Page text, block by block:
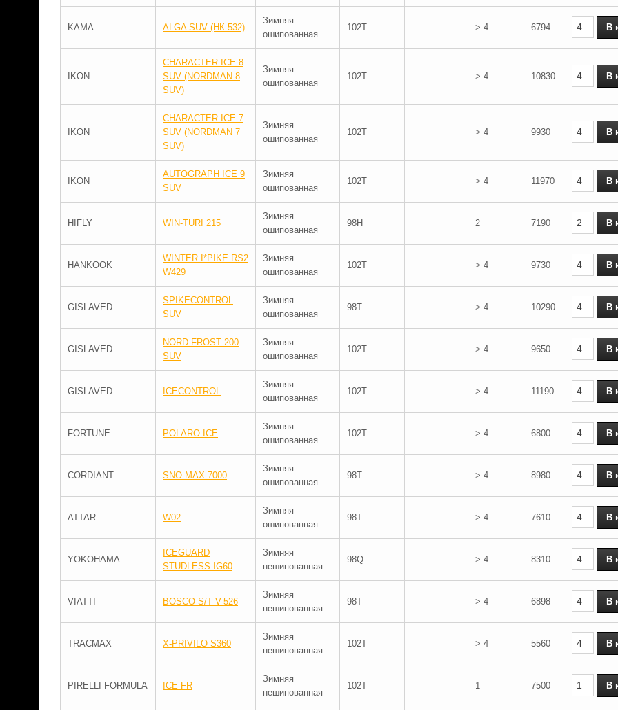
KAMA ALGA SUV (НК-532)
Зимняя
ошипованная
102T > 4 6794
IKON
CHARACTER ICE 8
SUV (NORDMAN 8
SUV)
Зимняя
ошипованная
102T > 4 10830
IKON
CHARACTER ICE 7
SUV (NORDMAN 7
SUV)
Зимняя
ошипованная
102T > 4 9930
IKON
AUTOGRAPH ICE 9
SUV
Зимняя
ошипованная
102T > 4 11970
HIFLY WIN-TURI 215
Зимняя
ошипованная
98H 2 7190
HANKOOK
WINTER I*PIKE RS2
W429
Зимняя
ошипованная
102T > 4 9730
GISLAVED
SPIKECONTROL
SUV
Зимняя
ошипованная
98T > 4 10290
GISLAVED
NORD FROST 200
SUV
Зимняя
ошипованная
102T > 4 9650
GISLAVED ICECONTROL
Зимняя
ошипованная
102T > 4 11190
FORTUNE POLARO ICE
Зимняя
ошипованная
102T > 4 6800
CORDIANT SNO-MAX 7000
Зимняя
ошипованная
98T > 4 8980
ATTAR W02
Зимняя
ошипованная
98T > 4 7610
YOKOHAMA
ICEGUARD
STUDLESS IG60
Зимняя
нешипованная
98Q > 4 8310
VIATTI BOSCO S/T V-526
Зимняя
нешипованная
98T > 4 6898
TRACMAX X-PRIVILO S360
Зимняя
нешипованная
102T > 4 5560
PIRELLI FORMULA ICE FR
Зимняя
нешипованная
102T 1 7500